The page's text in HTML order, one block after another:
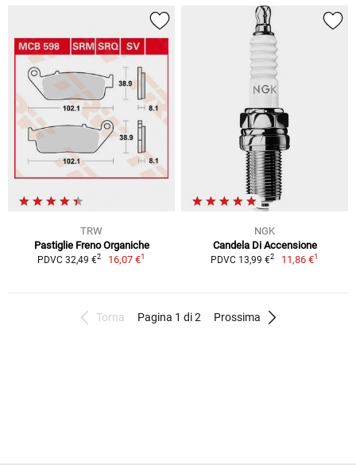
TRW
Pastiglie Freno Organiche
PDVC 32,49 €2 16,07 €1
NGK
Candela Di Accensione
PDVC 13,99 €2 11,86 €1
Torna Pagina 1 di 2 Prossima